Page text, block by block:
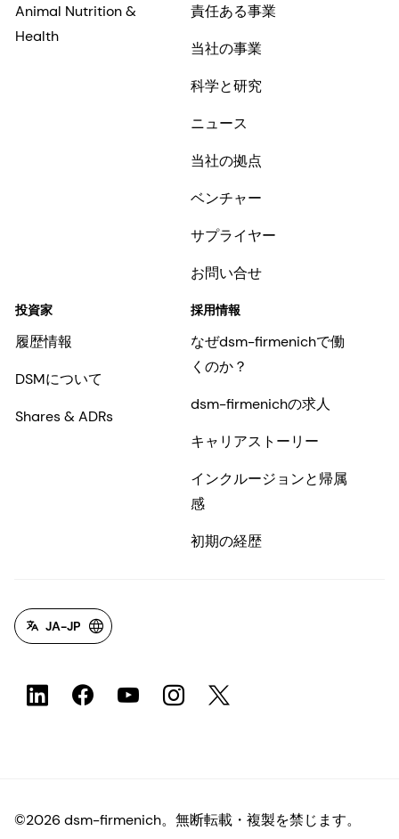
Animal Nutrition &
Health
責任ある事業
当社の事業
科学と研究
ニュース
当社の拠点
ベンチャー
サプライヤー
お問い合せ
投資家
履歴情報
DSMについて
Shares & ADRs
採用情報
なぜdsm-firmenichで働
くのか？
dsm-firmenichの求人
キャリアストーリー
インクルージョンと帰属
感
初期の経歴
JA-JP
©2026 dsm-firmenich。無断転載・複製を禁じます。